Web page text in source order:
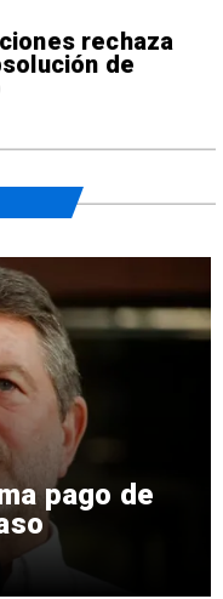
rechaza
de
pago de